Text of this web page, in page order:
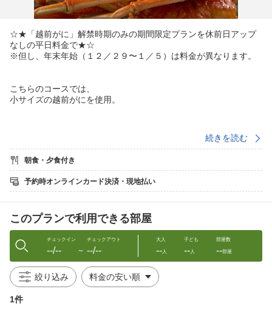
☆★「越前がに」解禁時期のみの期間限定プランを休前日アップ
なしの平日料金で★☆
※但し、年末年始（１２／２９〜１／５）は料金が異なります。
こちらのコースでは、
小サイズの越前がにを使用。
○越前がに（ズワイガニ・セイコガニの茹でガニ各１パイずつ）
※セイコガニには禁猟期間があるため１２月末までのご提供と
なります。
お１つ選択頂いております。ご予約の際にお知らせくださ
い。
※当館の越前ガニは全て活ガニです。
○カニ刺し
○焼きガニ
○カニ雑炊
○刺身舟盛
○酢の物（もずく又はめかぶ）
続きを読む
朝食・夕食付き
予約時オンラインカード決済・現地払い
このプランで利用できる部屋
チェックイン
--/-- 〜
チェックアウト
--/--
大人
--人
子ども
--人
部屋数
--部屋
絞り込み
1件